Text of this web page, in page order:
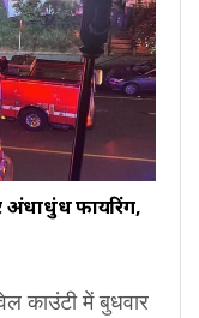
अंधाधुंध फायरिंग,
काउंटी में बुधवार